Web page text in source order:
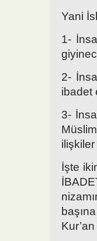
Yani
1-
2-
ibadet
3-
ilişkiler
İşte